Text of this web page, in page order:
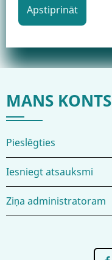
MANS KONTS
Pieslēgties
Iesniegt atsauksmi
Ziņa administratoram